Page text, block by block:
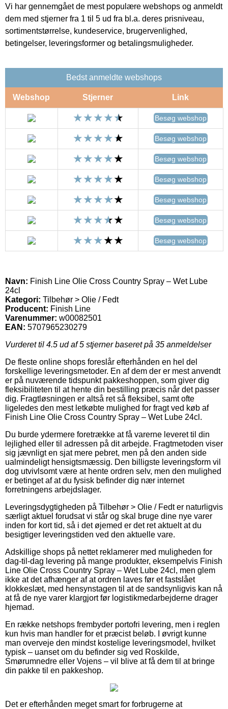
Vi har gennemgået de mest populære webshops og anmeldt
dem med stjerner fra 1 til 5 ud fra bl.a. deres prisniveau,
sortimentstørrelse, kundeservice, brugervenlighed,
betingelser, leveringsformer og betalingsmuligheder.
Bedst anmeldte webshops
Webshop Stjerner Link
Besøg webshop
Besøg webshop
Besøg webshop
Besøg webshop
Besøg webshop
Besøg webshop
Besøg webshop
Navn: Finish Line Olie Cross Country Spray – Wet Lube
24cl
Kategori: Tilbehør > Olie / Fedt
Producent: Finish Line
Varenummer: w00082501
EAN: 5707965230279
Vurderet til 4.5 ud af 5 stjerner baseret på 35 anmeldelser
De fleste online shops foreslår efterhånden en hel del
forskellige leveringsmetoder. En af dem der er mest anvendt
er på nuværende tidspunkt pakkeshoppen, som giver dig
fleksibiliteten til at hente din bestilling præcis når det passer
dig. Fragtløsningen er altså ret så fleksibel, samt ofte
ligeledes den mest letkøbte mulighed for fragt ved køb af
Finish Line Olie Cross Country Spray – Wet Lube 24cl.
Du burde ydermere foretrække at få varerne leveret til din
lejlighed eller til adressen på dit arbejde. Fragtmetoden viser
sig jævnligt en sjat mere pebret, men på den anden side
ualmindeligt hensigtsmæssig. Den billigste leveringsform vil
dog utvivlsomt være at hente ordren selv, men den mulighed
er betinget af at du fysisk befinder dig nær internet
forretningens arbejdslager.
Leveringsdygtigheden på Tilbehør > Olie / Fedt er naturligvis
særligt aktuel forudsat vi står og skal bruge dine nye varer
inden for kort tid, så i det øjemed er det ret aktuelt at du
besigtiger leveringstiden ved den aktuelle vare.
Adskillige shops på nettet reklamerer med muligheden for
dag-til-dag levering på mange produkter, eksempelvis Finish
Line Olie Cross Country Spray – Wet Lube 24cl, men glem
ikke at det afhænger af at ordren laves før et fastslået
klokkeslæt, med hensynstagen til at de sandsynligvis kan nå
at få de nye varer klargjort før logistikmedarbejderne drager
hjemad.
En række netshops frembyder portofri levering, men i reglen
kun hvis man handler for et præcist beløb. I øvrigt kunne
man overveje den mindst kostelige leveringsmodel, hvilket
typisk – uanset om du befinder sig ved Roskilde,
Smørumnedre eller Vojens – vil blive at få dem til at bringe
din pakke til en pakkeshop.
Det er efterhånden meget smart for forbrugerne at